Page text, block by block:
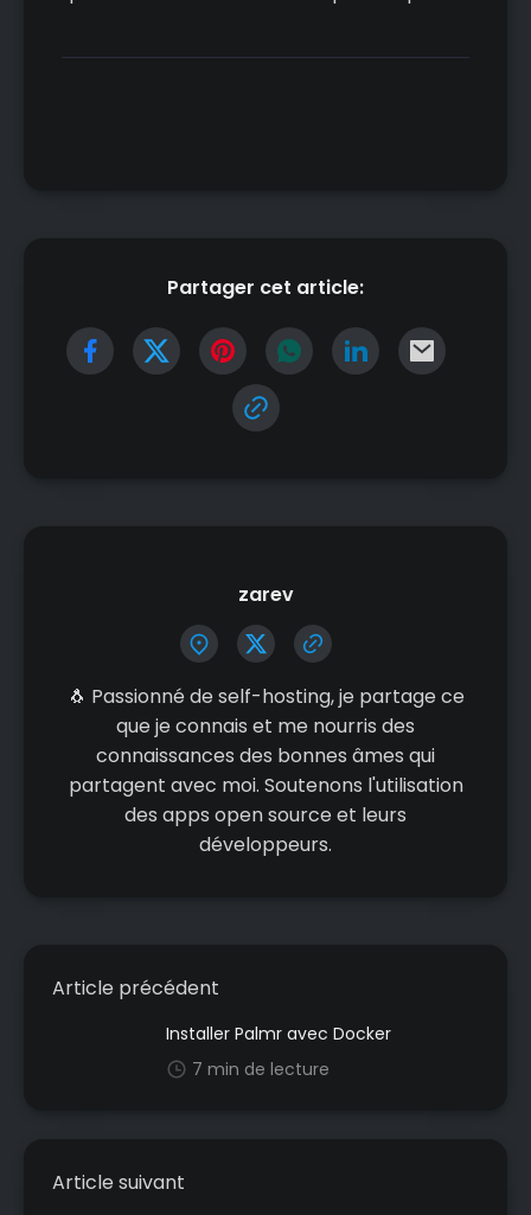
Partager cet article:
zarev
🐧 Passionné de self-hosting, je partage ce
que je connais et me nourris des
connaissances des bonnes âmes qui
partagent avec moi. Soutenons l'utilisation
des apps open source et leurs
développeurs.
Article précédent
Installer Palmr avec Docker
7 min de lecture
Article suivant